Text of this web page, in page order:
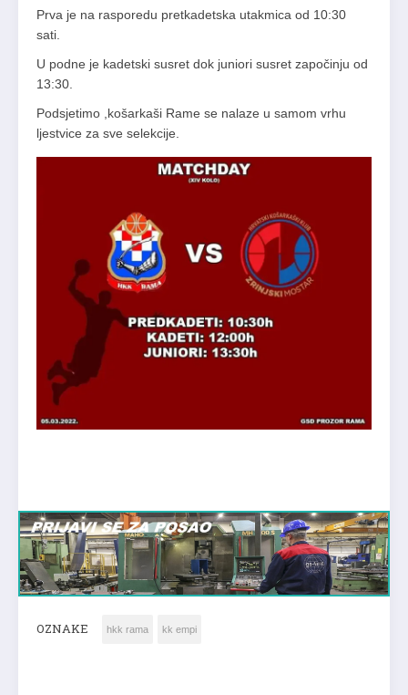
Prva je na rasporedu pretkadetska utakmica od 10:30
sati.
U podne je kadetski susret dok juniori susret započinju od
13:30.
Podsjetimo ,košarkaši Rame se nalaze u samom vrhu
ljestvice za sve selekcije.
OZNAKE hkk rama kk empi